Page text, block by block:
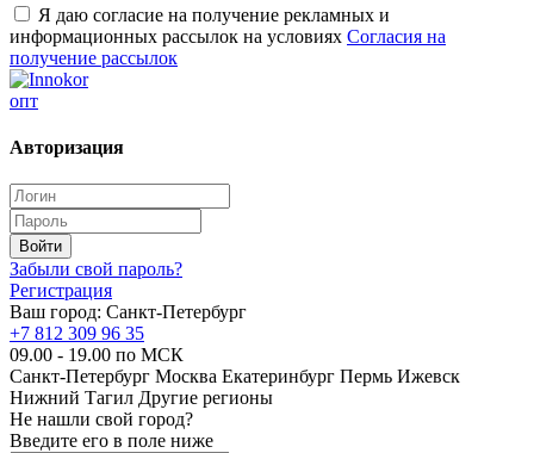
Я даю согласие на получение рекламных и
информационных рассылок на условиях Согласия на
получение рассылок
опт
Авторизация
Забыли свой пароль?
Регистрация
Ваш город: Санкт-Петербург
+7 812 309 96 35
09.00 - 19.00 по МСК
Санкт-Петербург Москва Екатеринбург Пермь Ижевск
Нижний Тагил Другие регионы
Не нашли свой город?
Введите его в поле ниже